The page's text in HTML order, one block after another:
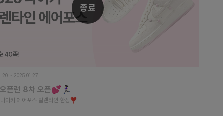
종료
~ 2025.01.27
픈런 8차 오픈💕🏃🏻‍♀️
이키 에어포스 발렌타인 한정❣️